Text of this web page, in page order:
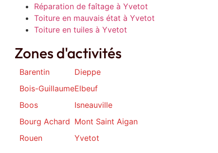
Réparation de faîtage à Yvetot
Toiture en mauvais état à Yvetot
Toiture en tuiles à Yvetot
Zones d'activités
Barentin
Bois-Guillaume
Boos
Bourg Achard
Rouen
Dieppe
Elbeuf
Isneauville
Mont Saint Aigan
Yvetot